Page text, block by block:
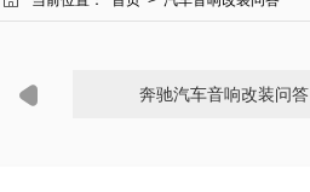
奔驰汽车音响改装问答